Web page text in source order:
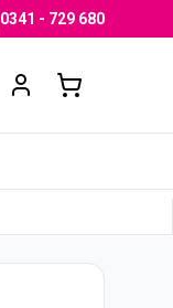
0341 - 729 680